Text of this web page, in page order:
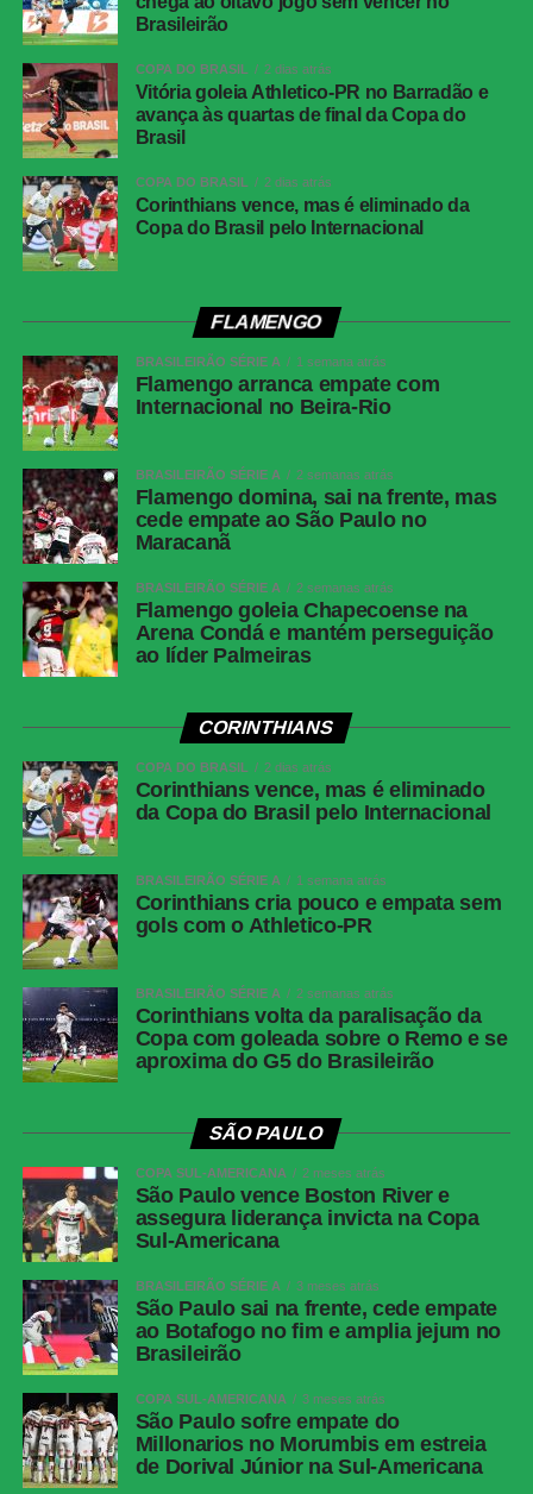
Segundo tempo
Na volta para o segundo tempo, o Paris Saint-Germain
tentou reagir em busca da recuperação. Aos dois minutos,
Kvaratskhelia driblou Gusto e finalizou, obrigando o
goleiro Sánchez a fazer uma defesa importante. Minutos
depois, Sánchez voltou a brilhar, defendendo um
arremate à queima-roupa de Dembélé. Aos 13, o arqueiro
do Chelsea realizou mais uma grande intervenção,
desviando com a ponta dos dedos um forte chute de
Palmeiras inicia preparação para jogo de volta
contra o Fortaleza; Gómez treina no gramado e
Paulinho vira preocupação
O Chelsea também teve sua oportunidade no segundo
tempo, com o recém-entrado Delap, que aos 22 minutos,
disparou pelo meio e tentou acertar o ângulo, mas
A partir desse momento, o ritmo da partida diminuiu
consideravelmente. Os ingleses passaram a administrar a
larga vantagem para assegurar o tão sonhado troféu. A
situação do PSG piorou ainda mais quando João Neves
foi expulso, aos 40 minutos, após uma confusão com
Cucurella, consolidando a vitória e o título histórico do
Chelsea.
FICHA TÉCNICA
CHELSEA 3×0 PSG
Local:MetLife Stadium, em Nova Jersey (EUA)
Data e horário: 13/07/2025, às 16h (de Brasília)
Competição:final do Mundial de Clubes
Assistentes:
Anton Shchetinin (AUS) e Ashley Beecham
(AUS)
VAR:Bastian Dankert (ALE)
Público:81.118
Cartões amarelos:Malo Gusto, Caicedo, Pedro Neto,
Colwill (CHE); Nuno Mendes (PSG)
Cartões vermelhos:João Neves (PSG)
Gols:Palmer, aos 21’do 1º tempo e aos 29′ do 1º tempo;
Brasileirão
COPA DO BRASIL 2 dias atrás
Vitória goleia Athletico-PR no Barradão e
avança às quartas de final da Copa do
Brasil
COPA DO BRASIL 2 dias atrás
Corinthians vence, mas é eliminado da
Copa do Brasil pelo Internacional
FLAMENGO
BRASILEIRÃO SÉRIE A 1 semana atrás
Flamengo arranca empate com
Internacional no Beira-Rio
BRASILEIRÃO SÉRIE A 2 semanas atrás
Flamengo domina, sai na frente, mas
cede empate ao São Paulo no
Maracanã
BRASILEIRÃO SÉRIE A 2 semanas atrás
Flamengo goleia Chapecoense na
Arena Condá e mantém perseguição
ao líder Palmeiras
CORINTHIANS
COPA DO BRASIL 2 dias atrás
Corinthians vence, mas é eliminado
da Copa do Brasil pelo Internacional
BRASILEIRÃO SÉRIE A 1 semana atrás
Corinthians cria pouco e empata sem
gols com o Athletico-PR
BRASILEIRÃO SÉRIE A 2 semanas atrás
Corinthians volta da paralisação da
Copa com goleada sobre o Remo e se
aproxima do G5 do Brasileirão
SÃO PAULO
COPA SUL-AMERICANA 2 meses atrás
São Paulo vence Boston River e
assegura liderança invicta na Copa
Sul-Americana
BRASILEIRÃO SÉRIE A 3 meses atrás
São Paulo sai na frente, cede empate
ao Botafogo no fim e amplia jejum no
Brasileirão
COPA SUL-AMERICANA 3 meses atrás
São Paulo sofre empate do
Millonarios no Morumbis em estreia
de Dorival Júnior na Sul-Americana